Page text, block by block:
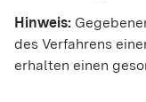
Hinweis:
des Verfahrens
erhalten einen